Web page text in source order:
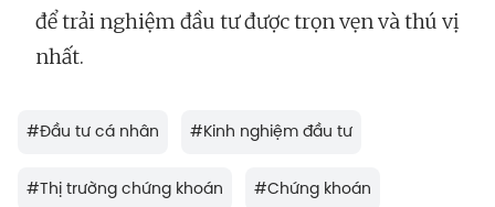
để trải nghiệm đầu tư được trọn vẹn và thú vị
nhất.
#Đầu tư cá nhân #Kinh nghiệm đầu tư
#Thị trường chứng khoán #Chứng khoán